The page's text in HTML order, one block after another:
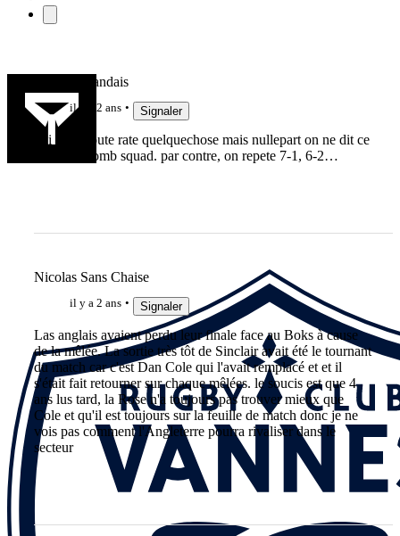
Le Haut Landais
il y a 2 ans Signaler
j’ai sans doute rate quelquechose mais nullepart on ne dit ce
qu’est le bomb squad. par contre, on repete 7-1, 6-2…
Nicolas Sans Chaise
il y a 2 ans Signaler
Las anglais avaient perdu leur finale face au Boks à cause
de la mêlée. La sortie très tôt de Sinclair avait été le tournant
du match car c'est Dan Cole qui l'avait remplacé et et il
s'était fait retourner sur chaque mêlées. le soucis est que 4
ans lus tard, la Rose n'a toujours pas trouver mieux que
Cole et qu'il est toujours sur la feuille de match donc je ne
vois pas comment l'Angleterre pourra rivaliser dans le
secteur